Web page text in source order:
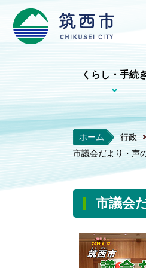
くらし・手続
ホーム 行政
市議会だより・声
市議会